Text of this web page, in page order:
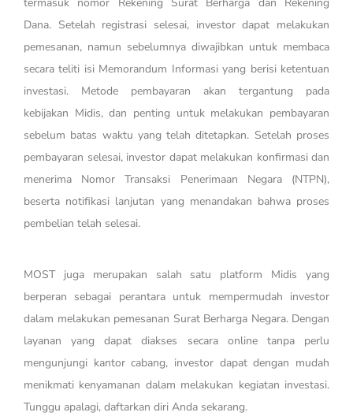
Dana. Setelah registrasi selesai, investor dapat melakukan
pemesanan, namun sebelumnya diwajibkan untuk membaca
secara teliti isi Memorandum Informasi yang berisi ketentuan
investasi. Metode pembayaran akan tergantung pada
kebijakan Midis, dan penting untuk melakukan pembayaran
sebelum batas waktu yang telah ditetapkan. Setelah proses
pembayaran selesai, investor dapat melakukan konfirmasi dan
menerima Nomor Transaksi Penerimaan Negara (NTPN),
beserta notifikasi lanjutan yang menandakan bahwa proses
pembelian telah selesai.
MOST juga merupakan salah satu platform Midis yang
berperan sebagai perantara untuk mempermudah investor
dalam melakukan pemesanan Surat Berharga Negara. Dengan
layanan yang dapat diakses secara online tanpa perlu
mengunjungi kantor cabang, investor dapat dengan mudah
menikmati kenyamanan dalam melakukan kegiatan investasi.
Tunggu apalagi, daftarkan diri Anda sekarang.